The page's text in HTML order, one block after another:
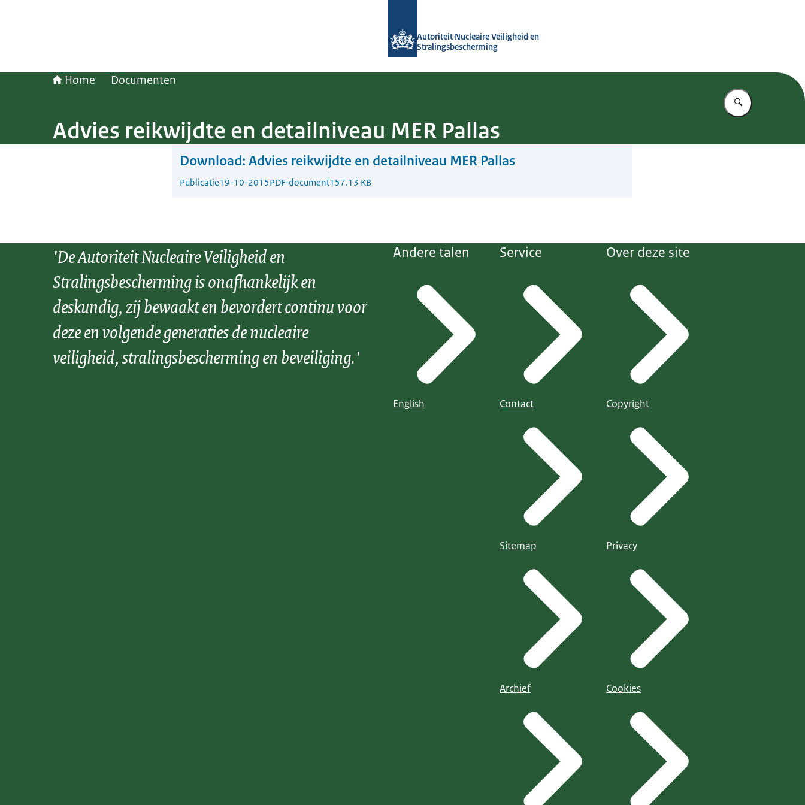
Autoriteit Nucleaire Veiligheid en
Stralingsbescherming
Home Documenten
Vul in wat u
Advies reikwijdte en detailniveau MER Pallas
Download: Advies reikwijdte en detailniveau MER Pallas
Publicatie19-10-2015PDF-document157.13 KB
'De Autoriteit Nucleaire Veiligheid en
Stralingsbescherming is onafhankelijk en
deskundig, zij bewaakt en bevordert continu voor
deze en volgende generaties de nucleaire
veiligheid, stralingsbescherming en beveiliging.'
Andere talen
English
Service
Contact
Sitemap
Archief
Over deze site
Copyright
Privacy
Cookies